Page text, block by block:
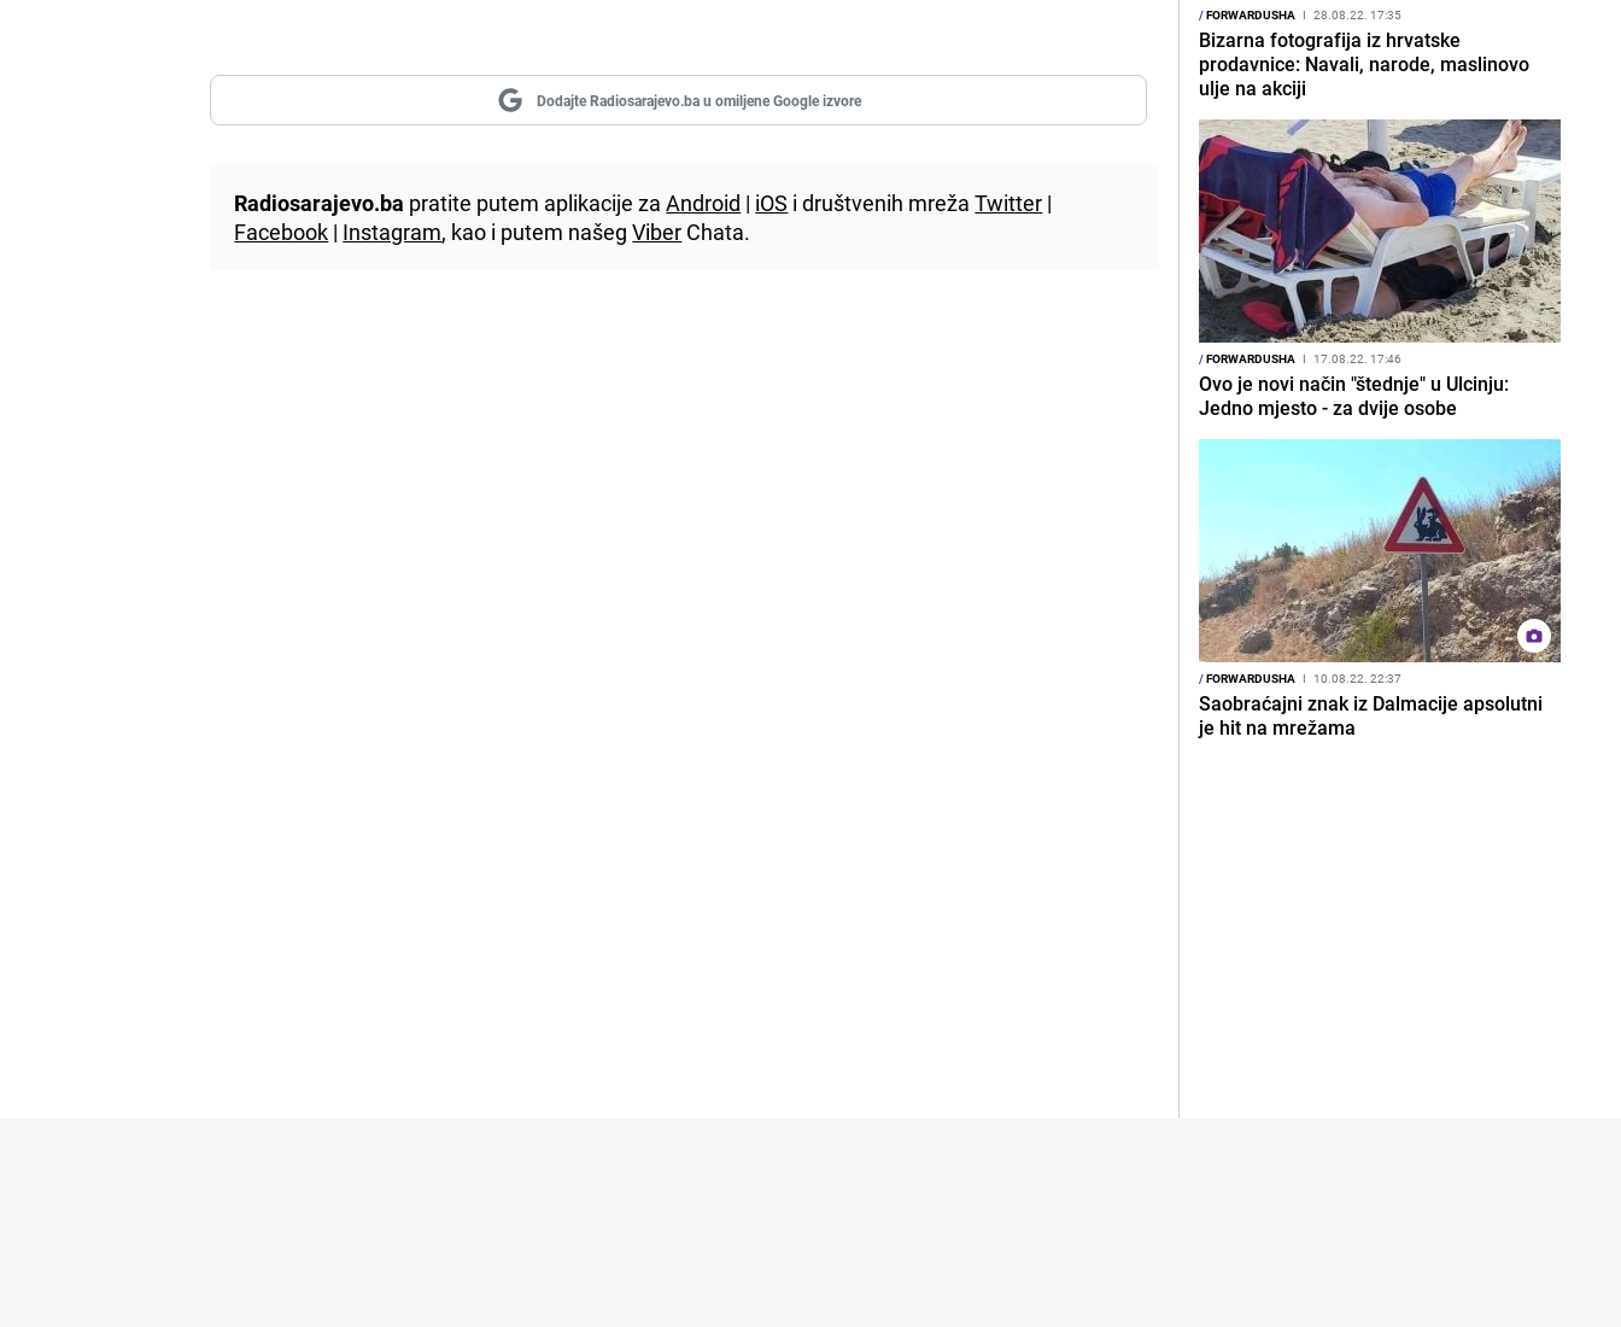
Dodajte Radiosarajevo.ba u omiljene Google izvore
Radiosarajevo.ba pratite putem aplikacije zaAndroid | iOS i društvenih mrežaTwitter |
Facebook | Instagram, kao i putem našegViber Chata.
/FORWARDUSHA I 28.08.22. 17:35
Bizarna fotografija iz hrvatske
prodavnice: Navali, narode, maslinovo
ulje na akciji
/FORWARDUSHA I 17.08.22. 17:46
Ovo je novi način "štednje" u Ulcinju:
Jedno mjesto - za dvije osobe
/FORWARDUSHA I 10.08.22. 22:37
Saobraćajni znak iz Dalmacije apsolutni
je hit na mrežama